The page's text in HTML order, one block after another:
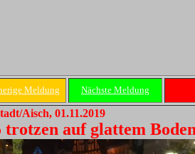
Meldung Nächste Meldung
Aisch, 01.11.2019
trotzen auf glattem